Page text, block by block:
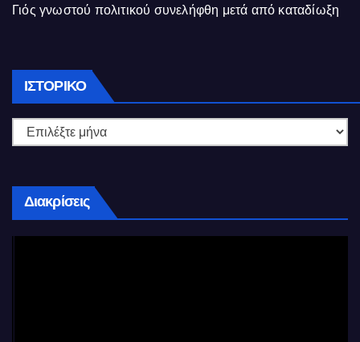
Γιός γνωστού πολιτικού συνελήφθη μετά από καταδίωξη
ΙΣΤΟΡΙΚΌ Ιστορικό
Διακρίσεις